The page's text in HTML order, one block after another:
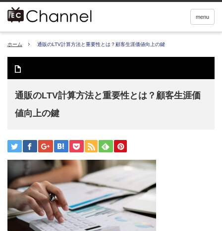
menu
ホーム 通販のLTV計算方法と重要性とは？顧客生涯価値向上の鍵
通販のLTV計算方法と重要性とは？顧客生涯価
値向上の鍵